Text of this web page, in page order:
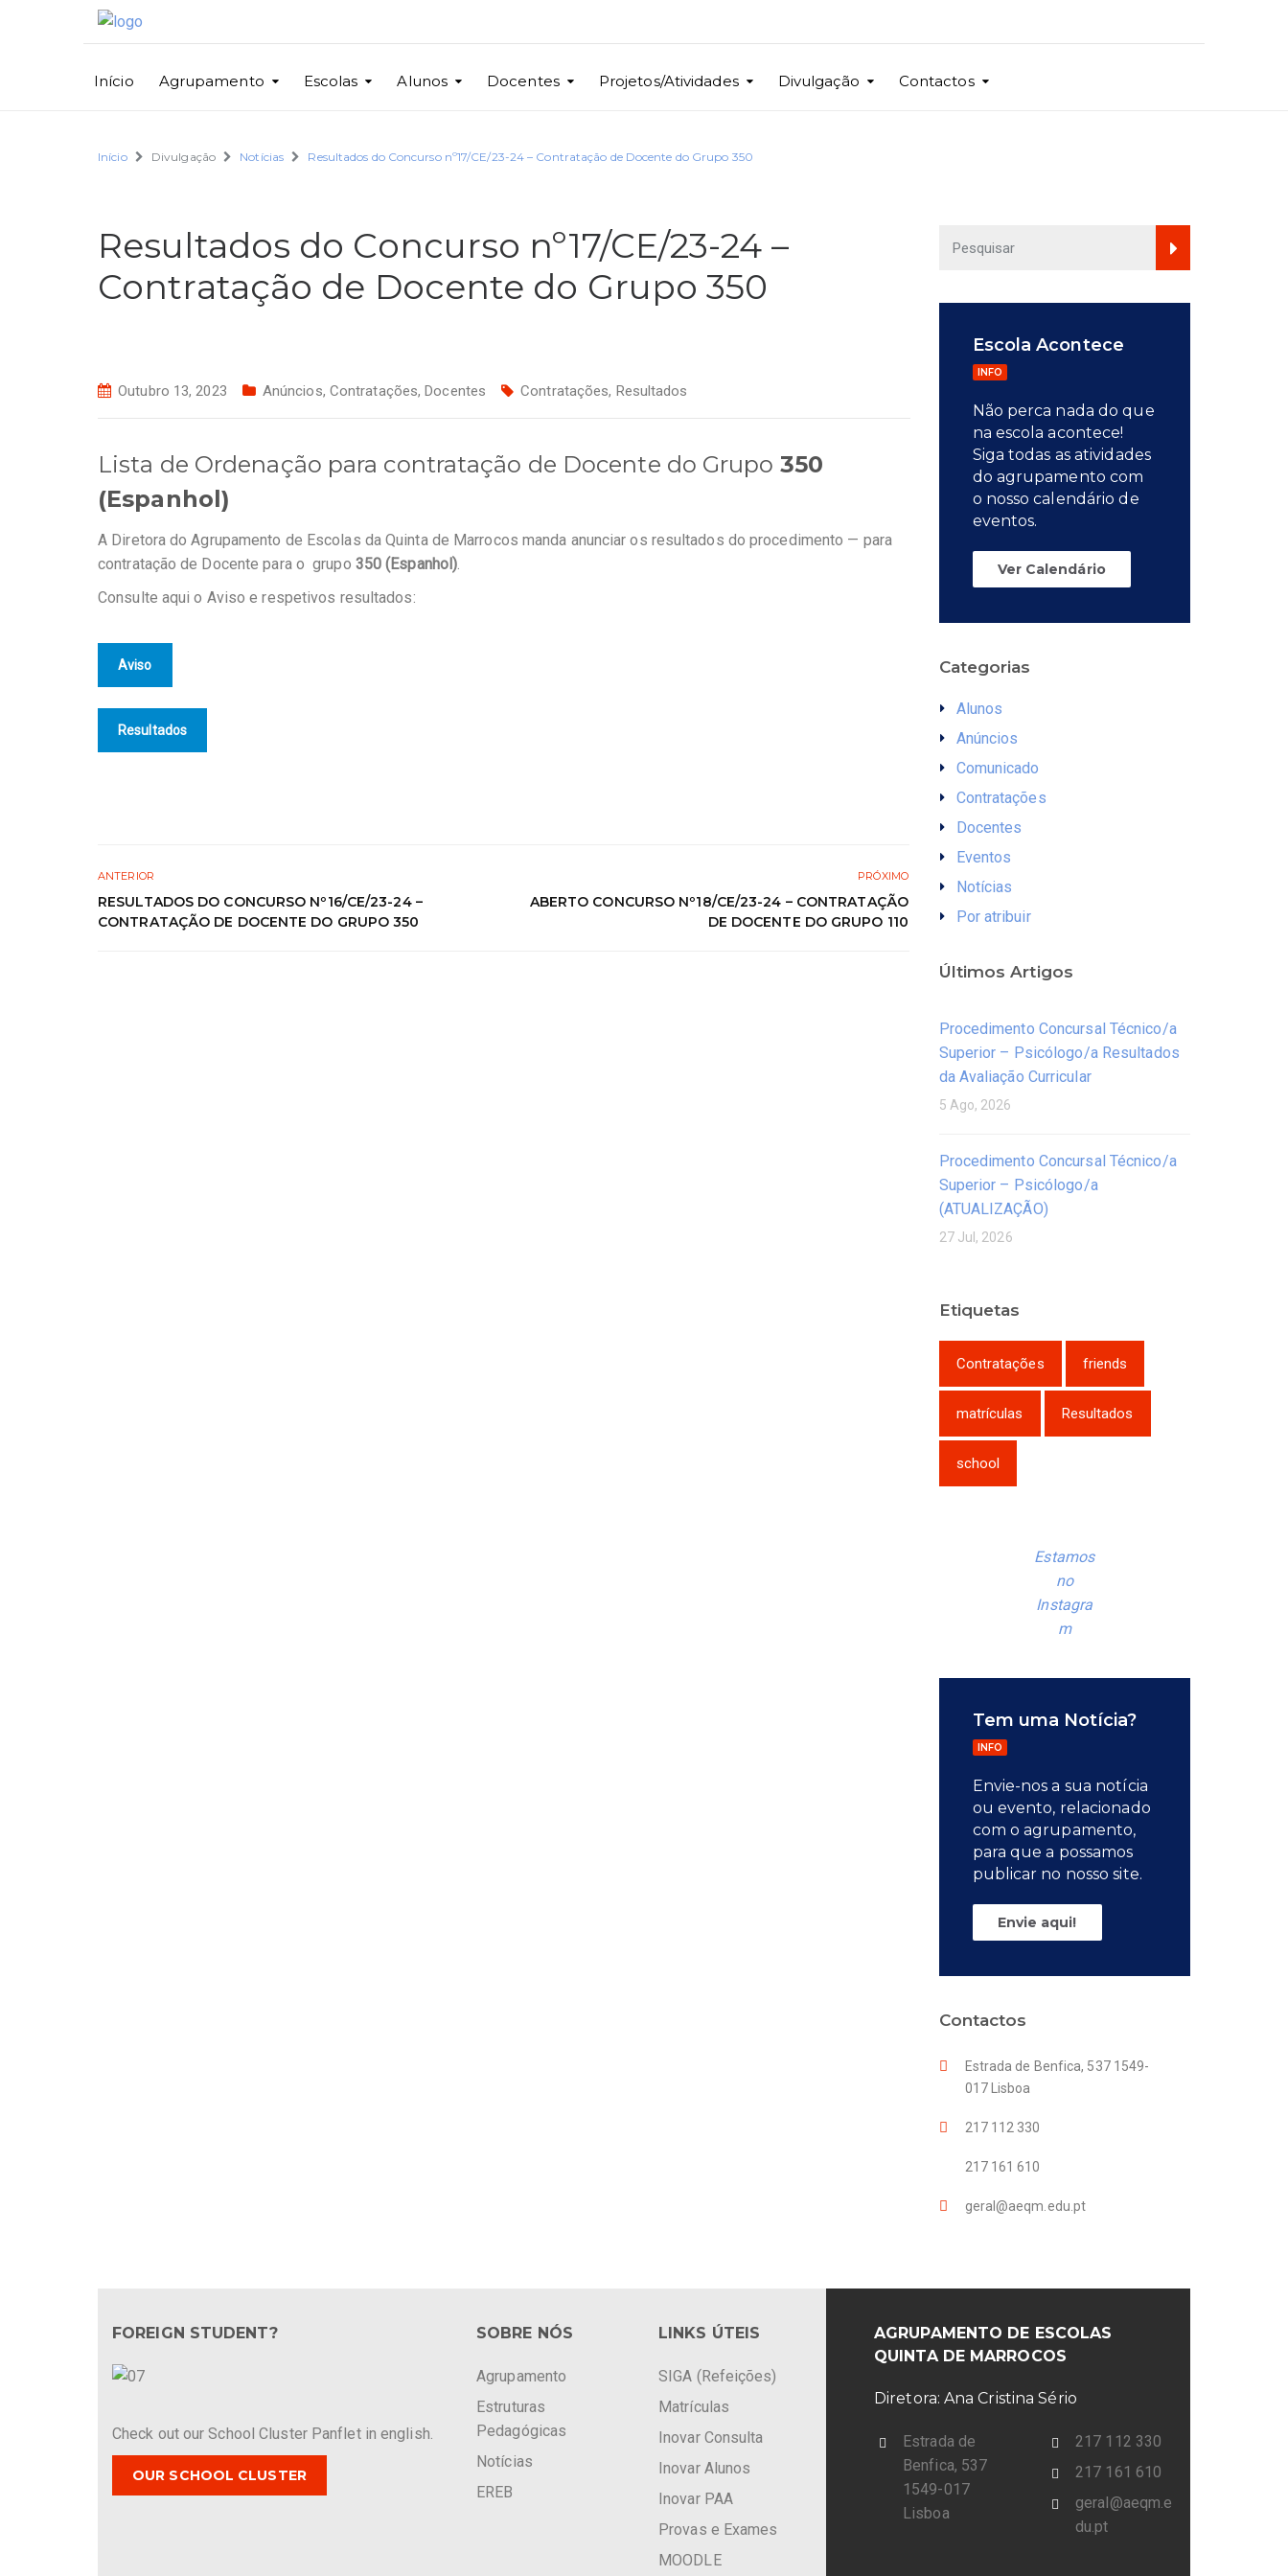
Início Agrupamento Escolas Alunos Docentes Projetos/Atividades Divulgação Contactos
Início Divulgação Notícias Resultados do Concurso nº17/CE/23-24 – Contratação de Docente do Grupo 350
Resultados do Concurso nº17/CE/23-24 –
Contratação de Docente do Grupo 350
Outubro 13, 2023 Anúncios, Contratações,Docentes Contratações, Resultados
Lista de Ordenação para contratação de Docente do Grupo 350
(Espanhol)
A Diretora do Agrupamento de Escolas da Quinta de Marrocos manda anunciar os resultados do procedimento — para
contratação de Docente para o grupo 350 (Espanhol).
Consulte aqui o Aviso e respetivos resultados:
Aviso
Resultados
ANTERIOR
RESULTADOS DO CONCURSO Nº16/CE/23-24 –
CONTRATAÇÃO DE DOCENTE DO GRUPO 350
PRÓXIMO
ABERTO CONCURSO Nº18/CE/23-24 – CONTRATAÇÃO
DE DOCENTE DO GRUPO 110
Escola Acontece
INFO
Não perca nada do que
na escola acontece!
Siga todas as atividades
do agrupamento com
o nosso calendário de
eventos.
Ver Calendário
Categorias
Alunos
Anúncios
Comunicado
Contratações
Docentes
Eventos
Notícias
Por atribuir
Últimos Artigos
Procedimento Concursal Técnico/a
Superior – Psicólogo/a Resultados
da Avaliação Curricular
5 Ago, 2026
Procedimento Concursal Técnico/a
Superior – Psicólogo/a
(ATUALIZAÇÃO)
27 Jul, 2026
Etiquetas
Contratações friends
matrículas Resultados
school
Estamos
no
Instagra
m
Tem uma Notícia?
INFO
Envie-nos a sua notícia
ou evento, relacionado
com o agrupamento,
para que a possamos
publicar no nosso site.
Envie aqui!
Contactos
Estrada de Benfica, 537 1549-
017 Lisboa
217 112 330
217 161 610
geral@aeqm.edu.pt
FOREIGN STUDENT?
Check out our School Cluster Panflet in english.
OUR SCHOOL CLUSTER
SOBRE NÓS
Agrupamento
Estruturas
Pedagógicas
Notícias
EREB
LINKS ÚTEIS
SIGA (Refeições)
Matrículas
Inovar Consulta
Inovar Alunos
Inovar PAA
Provas e Exames
MOODLE
AGRUPAMENTO DE ESCOLAS
QUINTA DE MARROCOS
Diretora: Ana Cristina Sério
Estrada de
Benfica, 537
1549-017
Lisboa
217 112 330
217 161 610
geral@aeqm.e
du.pt